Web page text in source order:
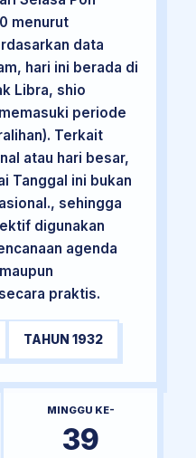
menurut
data
hari ini berada di
Libra, shio
periode
Terkait
atau hari besar,
Tanggal ini bukan
sehingga
digunakan
agenda
praktis.
TAHUN 1932
MINGGU KE-
39